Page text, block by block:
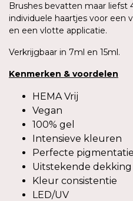
Brushes bevatten maar liefst
individuele haartjes voor een
en een vlotte applicatie.
Verkrijgbaar in 7ml en 15ml.
Kenmerken & voordelen
HEMA Vrij
Vegan
100% gel
Intensieve kleuren
Perfecte pigmentatie
Uitstekende dekking
Kleur consistentie
LED/UV